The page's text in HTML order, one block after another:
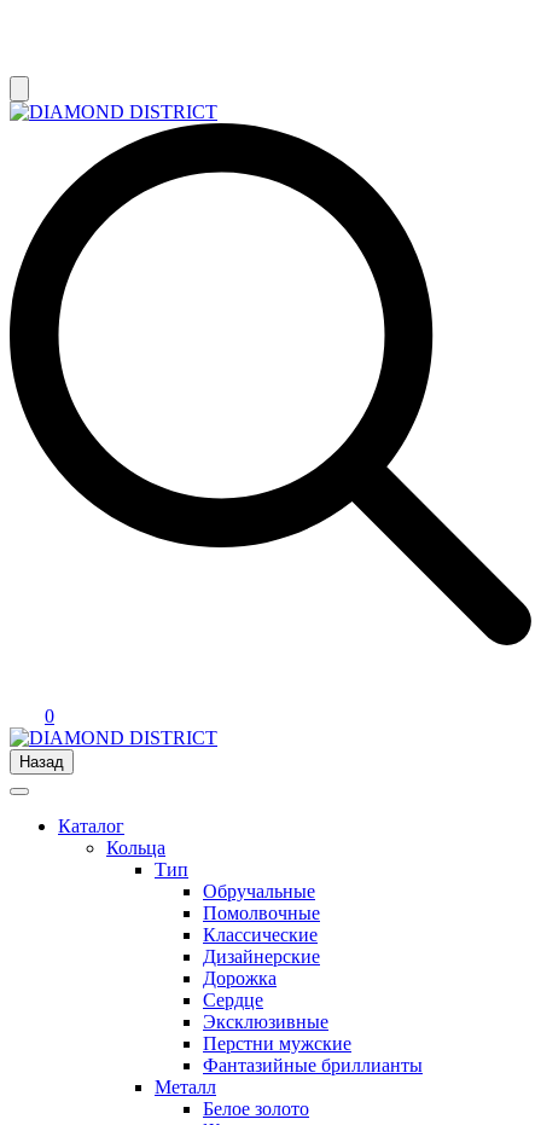
0
Назад
Каталог
Кольца
Тип
Обручальные
Помолвочные
Классические
Дизайнерские
Дорожка
Сердце
Эксклюзивные
Перстни мужские
Фантазийные бриллианты
Металл
Белое золото